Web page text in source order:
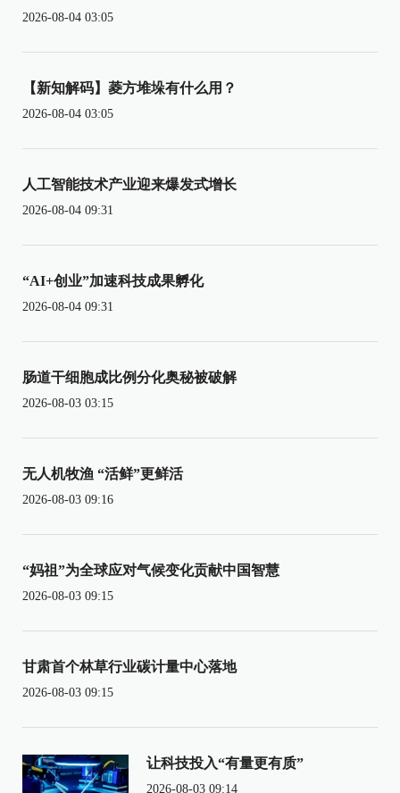
2026-08-04 03:05
【新知解码】菱方堆垛有什么用？
2026-08-04 03:05
人工智能技术产业迎来爆发式增长
2026-08-04 09:31
“AI+创业”加速科技成果孵化
2026-08-04 09:31
肠道干细胞成比例分化奥秘被破解
2026-08-03 03:15
无人机牧渔 “活鲜”更鲜活
2026-08-03 09:16
“妈祖”为全球应对气候变化贡献中国智慧
2026-08-03 09:15
甘肃首个林草行业碳计量中心落地
2026-08-03 09:15
让科技投入“有量更有质”
2026-08-03 09:14